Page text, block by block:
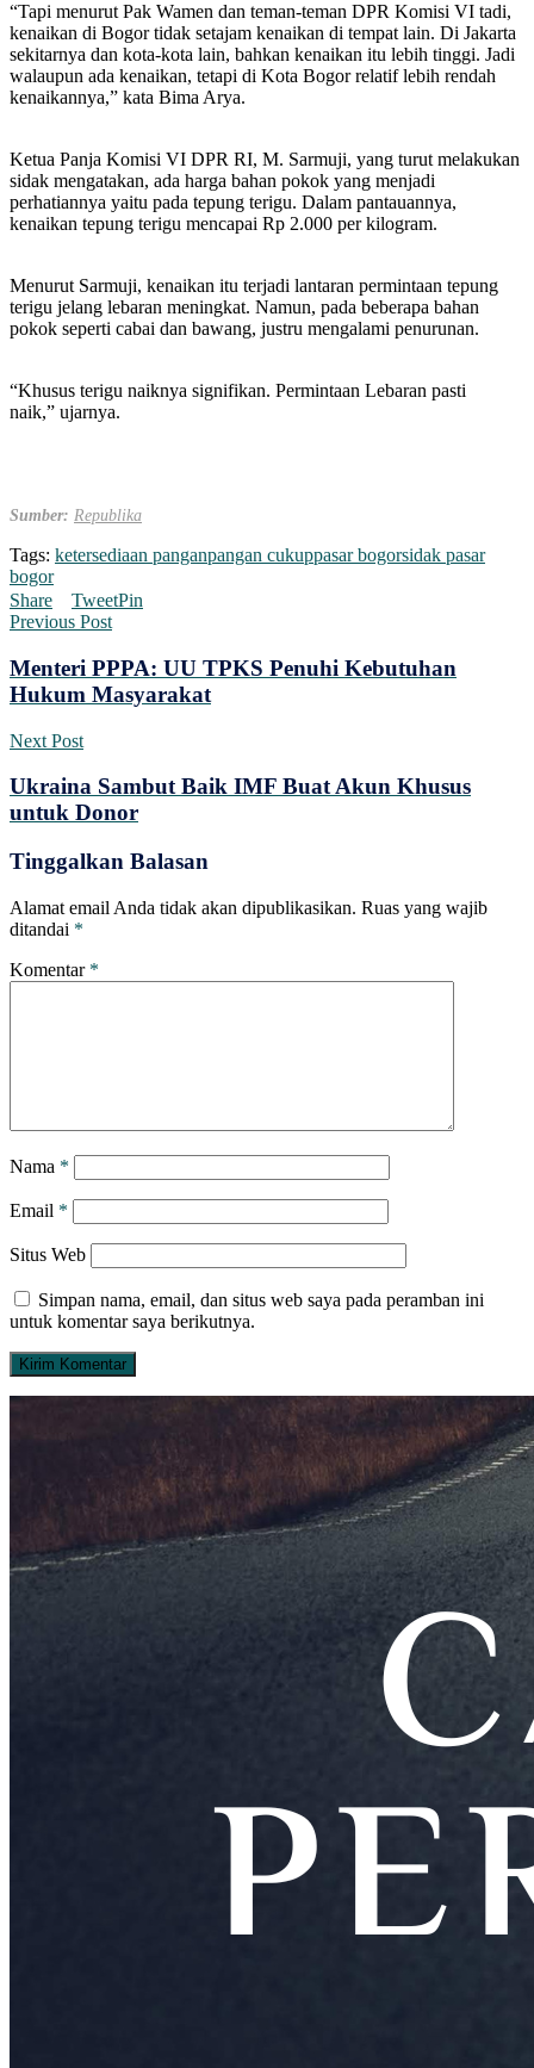
“Tapi menurut Pak Wamen dan teman-teman DPR Komisi VI tadi,
kenaikan di Bogor tidak setajam kenaikan di tempat lain. Di Jakarta
sekitarnya dan kota-kota lain, bahkan kenaikan itu lebih tinggi. Jadi
walaupun ada kenaikan, tetapi di Kota Bogor relatif lebih rendah
kenaikannya,” kata Bima Arya.
Ketua Panja Komisi VI DPR RI, M. Sarmuji, yang turut melakukan
sidak mengatakan, ada harga bahan pokok yang menjadi
perhatiannya yaitu pada tepung terigu. Dalam pantauannya,
kenaikan tepung terigu mencapai Rp 2.000 per kilogram.
Menurut Sarmuji, kenaikan itu terjadi lantaran permintaan tepung
terigu jelang lebaran meningkat. Namun, pada beberapa bahan
pokok seperti cabai dan bawang, justru mengalami penurunan.
“Khusus terigu naiknya signifikan. Permintaan Lebaran pasti
naik,” ujarnya.
Sumber: Republika
Tags: ketersediaan panganpangan cukuppasar bogorsidak pasar
bogor
Share
TweetPin
Previous Post
Menteri PPPA: UU TPKS Penuhi Kebutuhan
Hukum Masyarakat
Next Post
Ukraina Sambut Baik IMF Buat Akun Khusus
untuk Donor
Tinggalkan Balasan
Alamat email Anda tidak akan dipublikasikan. Ruas yang wajib
ditandai *
Komentar *
Nama *
Email *
Situs Web
Simpan nama, email, dan situs web saya pada peramban ini
untuk komentar saya berikutnya.